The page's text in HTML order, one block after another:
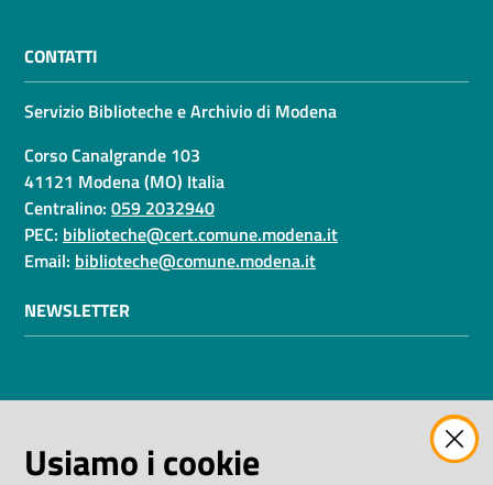
CONTATTI
Servizio Biblioteche e Archivio di Modena
Corso Canalgrande 103
41121 Modena (MO) Italia
Centralino: 059 2032940
PEC: biblioteche@cert.comune.modena.it
Email: biblioteche@comune.modena.it
NEWSLETTER
I dati personali pubblicati sono riutilizzabili solo alle
Usiamo i cookie